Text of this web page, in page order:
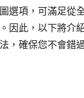
選項，可滿足從
因此，以下將介
，確保您不會錯